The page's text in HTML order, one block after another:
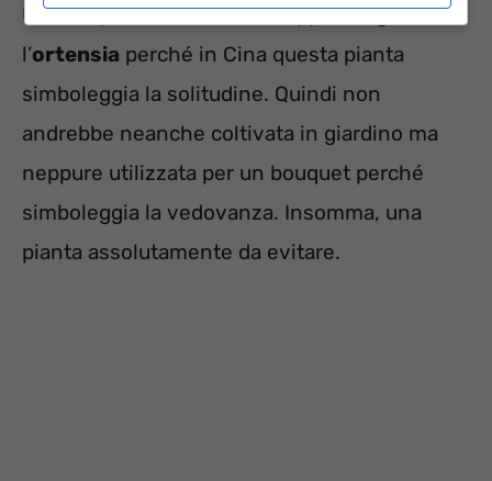
Un’altra pianta da evitare, seppur magnifica, è
l’ortensia perché in Cina questa pianta
simboleggia la solitudine. Quindi non
andrebbe neanche coltivata in giardino ma
neppure utilizzata per un bouquet perché
simboleggia la vedovanza. Insomma, una
pianta assolutamente da evitare.